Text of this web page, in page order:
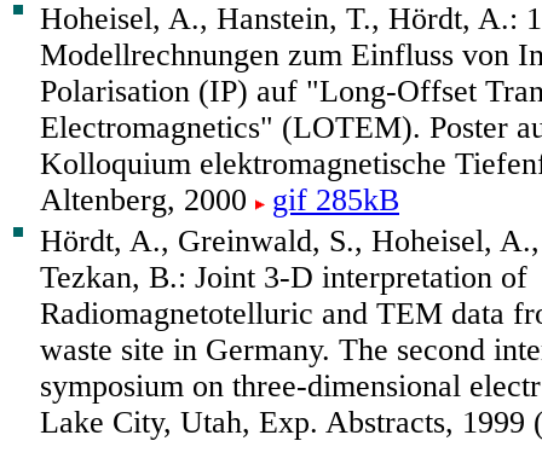
Hoheisel, A., Hanstein, T., Hördt, A.:
Modellrechnungen zum Einfluss von
Polarisation (IP) auf "Long-Offset
Electromagnetics" (LOTEM). Poster
Kolloquium elektromagnetische
Altenberg, 2000
gif 285kB
Hördt, A., Greinwald, S., Hoheisel, A.,
Tezkan, B.: Joint 3-D interpretation of
Radiomagnetotelluric and TEM data
waste site in Germany. The second
symposium on three-dimensional
Lake City, Utah, Exp. Abstracts, 1999